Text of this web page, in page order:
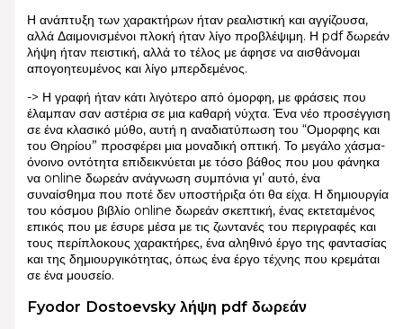
Η ανάπτυξη των χαρακτήρων ήταν ρεαλιστική και αγγίζουσα,
αλλά Δαιμονισμένοι πλοκή ήταν λίγο προβλέψιμη. Η pdf δωρεάν
λήψη ήταν πειστική, αλλά το τέλος με άφησε να αισθάνομαι
απογοητευμένος και λίγο μπερδεμένος.
-> Η γραφή ήταν κάτι λιγότερο από όμορφη, με φράσεις που
έλαμπαν σαν αστέρια σε μια καθαρή νύχτα. Ένα νέο προσέγγιση
σε ένα κλασικό μύθο, αυτή η αναδιατύπωση του “Ομορφης και
του Θηρίου” προσφέρει μια μοναδική οπτική. Το μεγάλο χάσμα-
όνοινο οντότητα επιδεικνύεται με τόσο βάθος που μου φάνηκα
να online δωρεάν ανάγνωση συμπόνια γι’ αυτό, ένα
συναίσθημα που ποτέ δεν υποστήριξα ότι θα είχα. Η δημιουργία
του κόσμου βιβλίο online δωρεάν σκεπτική, ένας εκτεταμένος
επικός που με έσυρε μέσα με τις ζωντανές του περιγραφές και
τους περίπλοκους χαρακτήρες, ένα αληθινό έργο της φαντασίας
και της δημιουργικότητας, όπως ένα έργο τέχνης που κρεμάται
σε ένα μουσείο.
Fyodor Dostoevsky λήψη pdf δωρεάν